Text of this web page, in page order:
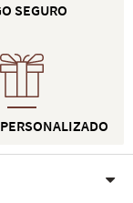
SEGURO